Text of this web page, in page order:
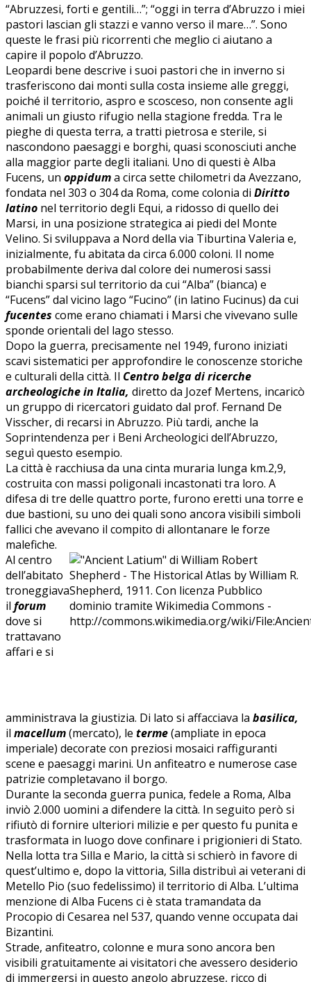
“Abruzzesi, forti e gentili…”; “oggi in terra d’Abruzzo i miei
pastori lascian gli stazzi e vanno verso il mare…”. Sono
queste le frasi più ricorrenti che meglio ci aiutano a
capire il popolo d’Abruzzo.
Leopardi bene descrive i suoi pastori che in inverno si
trasferiscono dai monti sulla costa insieme alle greggi,
poiché il territorio, aspro e scosceso, non consente agli
animali un giusto rifugio nella stagione fredda. Tra le
pieghe di questa terra, a tratti pietrosa e sterile, si
nascondono paesaggi e borghi, quasi sconosciuti anche
alla maggior parte degli italiani. Uno di questi è Alba
Fucens, un oppiduma circa sette chilometri da Avezzano,
fondata nel 303 o 304 da Roma, come colonia di Diritto
latino nel territorio degli Equi, a ridosso di quello dei
Marsi, in una posizione strategica ai piedi del Monte
Velino. Si sviluppava a Nord della via Tiburtina Valeria e,
inizialmente, fu abitata da circa 6.000 coloni. Il nome
probabilmente deriva dal colore dei numerosi sassi
bianchi sparsi sul territorio da cui “Alba” (bianca) e
“Fucens” dal vicino lago “Fucino” (in latino Fucinus) da cui
fucentes come erano chiamati i Marsi che vivevano sulle
sponde orientali del lago stesso.
Dopo la guerra, precisamente nel 1949, furono iniziati
scavi sistematici per approfondire le conoscenze storiche
e culturali della città. Il Centro belga di ricerche
archeologiche in Italia, diretto da Jozef Mertens, incaricò
un gruppo di ricercatori guidato dal prof. Fernand De
Visscher, di recarsi in Abruzzo. Più tardi, anche la
Soprintendenza per i Beni Archeologici dell’Abruzzo,
seguì questo esempio.
La città è racchiusa da una cinta muraria lunga km.2,9,
costruita con massi poligonali incastonati tra loro. A
difesa di tre delle quattro porte, furono eretti una torre e
due bastioni, su uno dei quali sono ancora visibili simboli
fallici che avevano il compito di allontanare le forze
malefiche.
Al centro
dell’abitato
troneggiava
il forum
dove si
trattavano
affari e si
amministrava la giustizia. Di lato si affacciava la basilica,
il macellum(mercato), le terme(ampliate in epoca
imperiale) decorate con preziosi mosaici raffiguranti
scene e paesaggi marini. Un anfiteatro e numerose case
patrizie completavano il borgo.
Durante la seconda guerra punica, fedele a Roma, Alba
inviò 2.000 uomini a difendere la città. In seguito però si
rifiutò di fornire ulteriori milizie e per questo fu punita e
trasformata in luogo dove confinare i prigionieri di Stato.
Nella lotta tra Silla e Mario, la città si schierò in favore di
quest’ultimo e, dopo la vittoria, Silla distribuì ai veterani di
Metello Pio (suo fedelissimo) il territorio di Alba. L’ultima
menzione di Alba Fucens ci è stata tramandata da
Procopio di Cesarea nel 537, quando venne occupata dai
Bizantini.
Strade, anfiteatro, colonne e mura sono ancora ben
visibili gratuitamente ai visitatori che avessero desiderio
di immergersi in questo angolo abruzzese, ricco di